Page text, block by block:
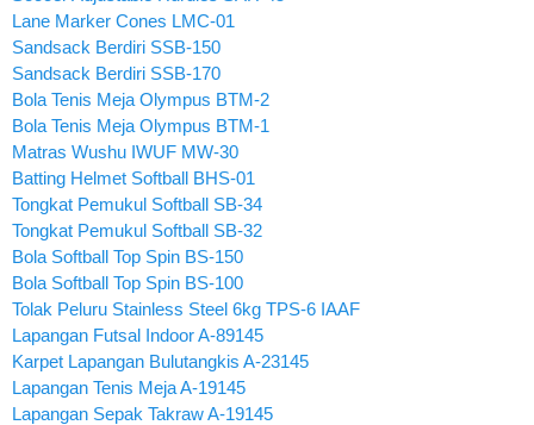
Lane Marker Cones LMC-01
Sandsack Berdiri SSB-150
Sandsack Berdiri SSB-170
Bola Tenis Meja Olympus BTM-2
Bola Tenis Meja Olympus BTM-1
Matras Wushu IWUF MW-30
Batting Helmet Softball BHS-01
Tongkat Pemukul Softball SB-34
Tongkat Pemukul Softball SB-32
Bola Softball Top Spin BS-150
Bola Softball Top Spin BS-100
Tolak Peluru Stainless Steel 6kg TPS-6 IAAF
Lapangan Futsal Indoor A-89145
Karpet Lapangan Bulutangkis A-23145
Lapangan Tenis Meja A-19145
Lapangan Sepak Takraw A-19145